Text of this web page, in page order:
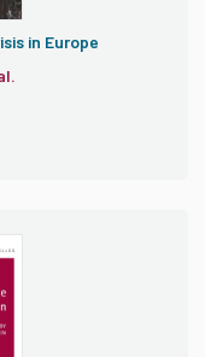
in Europe
et al.